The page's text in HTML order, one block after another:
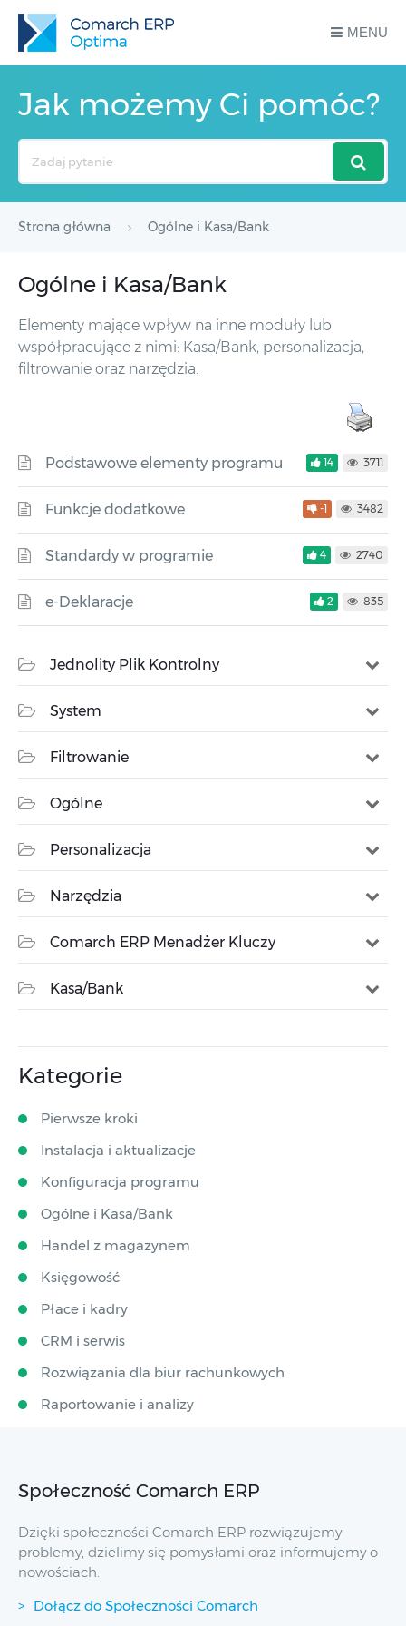
MENU
Jak możemy Ci pomóc?
Strona główna Ogólne i Kasa/Bank
Ogólne i Kasa/Bank
Elementy mające wpływ na inne moduły lub
współpracujące z nimi: Kasa/Bank, personalizacja,
filtrowanie oraz narzędzia.
Podstawowe elementy programu 14 3711
Funkcje dodatkowe -1 3482
Standardy w programie 4 2740
e-Deklaracje 2 835
Jednolity Plik Kontrolny
System
Filtrowanie
Ogólne
Personalizacja
Narzędzia
Comarch ERP Menadżer Kluczy
Kasa/Bank
Kategorie
Pierwsze kroki
Instalacja i aktualizacje
Konfiguracja programu
Ogólne i Kasa/Bank
Handel z magazynem
Księgowość
Płace i kadry
CRM i serwis
Rozwiązania dla biur rachunkowych
Raportowanie i analizy
Społeczność Comarch ERP
Dzięki społeczności Comarch ERP rozwiązujemy
problemy, dzielimy się pomysłami oraz informujemy o
nowościach.
Dołącz do Społeczności Comarch